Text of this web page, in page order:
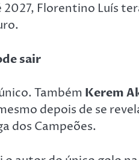
Florentino Luís
sair
Também Kerem
depois de se
dos Campeões.